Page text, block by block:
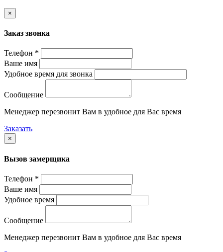
×
Заказ звонка
Телефон *
Ваше имя
Удобное время для звонка
Сообщение
Менеджер перезвонит Вам в удобное для Вас время
Заказать
×
Вызов замерщика
Телефон *
Ваше имя
Удобное время
Сообщение
Менеджер перезвонит Вам в удобное для Вас время